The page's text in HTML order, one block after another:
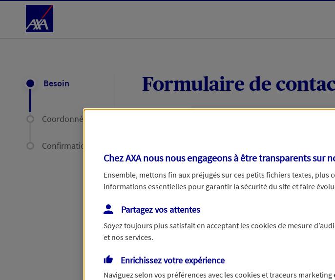
Accéder au Contenu
Besoin
Coordonnées
Confirmation
Formulaire de
Votre message :
Vous disposez de droits sur les informations vous concernant.
Chez AXA nous nous engageons à être transparents sur
Ensemble, mettons fin aux préjugés sur ces petits fichiers textes, plus
informations essentielles pour garantir la sécurité du site et faire
Partagez vos attentes
Soyez toujours plus satisfait en acceptant les cookies de mesure
et nos services.
Enrichissez votre expérience
Naviguez selon vos préférences avec les cookies et traceurs marketing